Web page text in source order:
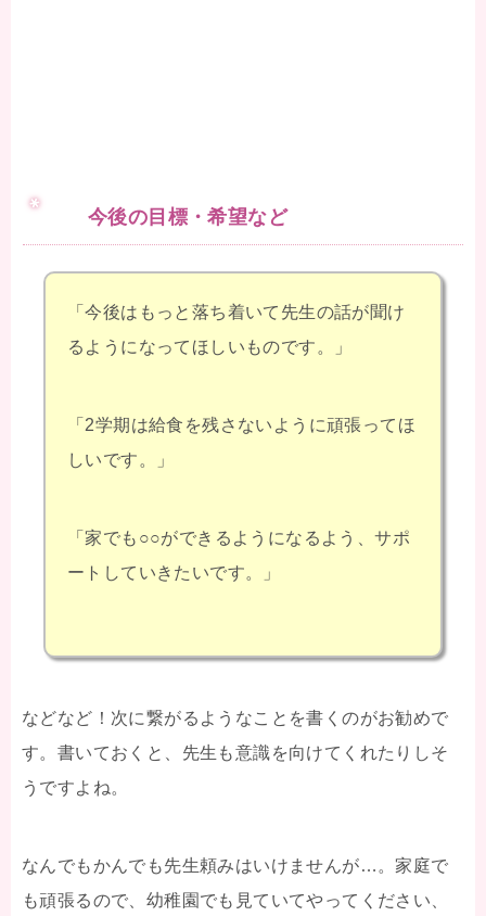
今後の目標・希望など
「今後はもっと落ち着いて先生の話が聞け
るようになってほしいものです。」
「2学期は給食を残さないように頑張ってほ
しいです。」
「家でも○○ができるようになるよう、サポ
ートしていきたいです。」
などなど！次に繋がるようなことを書くのがお勧めで
す。書いておくと、先生も意識を向けてくれたりしそ
うですよね。
なんでもかんでも先生頼みはいけませんが…。家庭で
も頑張るので、幼稚園でも見ていてやってください、